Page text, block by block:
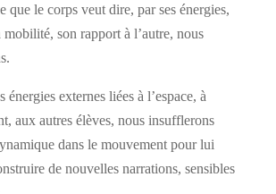
que le corps veut dire, par ses énergies,
mobilité, son rapport à l’autre, nous
énergies externes liées à l’espace, à
aux autres élèves, nous insufflerons
dans le mouvement pour lui
de nouvelles narrations, sensibles